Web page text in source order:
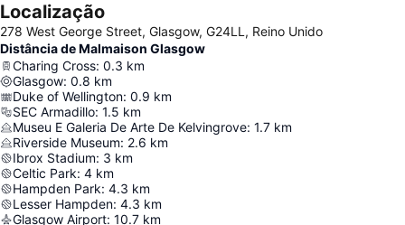
Localização
278 West George Street, Glasgow, G24LL, Reino Unido
Distância de Malmaison Glasgow
Charing Cross: 0.3 km
Glasgow: 0.8 km
Duke of Wellington: 0.9 km
SEC Armadillo: 1.5 km
Museu E Galeria De Arte De Kelvingrove: 1.7 km
Riverside Museum: 2.6 km
Ibrox Stadium: 3 km
Celtic Park: 4 km
Hampden Park: 4.3 km
Lesser Hampden: 4.3 km
Glasgow Airport: 10.7 km